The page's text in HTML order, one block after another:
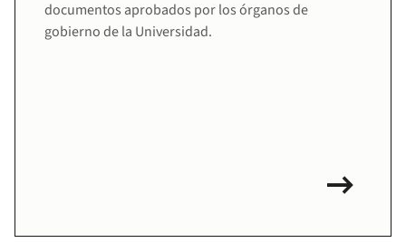
documentos aprobados por los órganos de
gobierno de la Universidad.
arrow_right_alt